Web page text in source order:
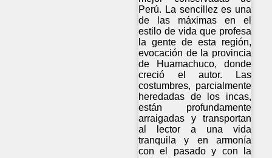
Perú. La sencillez es una
de las máximas en el
estilo de vida que profesa
la gente de esta región,
evocación de la provincia
de Huamachuco, donde
creció el autor. Las
costumbres, parcialmente
heredadas de los incas,
están profundamente
arraigadas y transportan
al lector a una vida
tranquila y en armonía
con el pasado y con la